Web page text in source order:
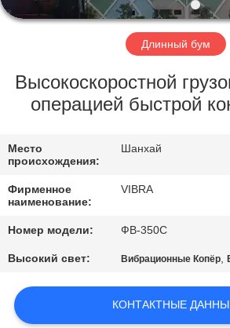
О
ПУТЕШЕСТВИЕ
ПРОВЕРКА
КАЧЕСТВА
СВЯЖИТЕСЬ
Длинный бум
Высокоскоростной
операцией быстрой
Место
происхождения:
Шанхай
Фирменное
наименование:
VIBRA
Номер модели: ФВ-350С
Высокий свет: Вибрационные Копёр,
КОНТАКТНЫЕ